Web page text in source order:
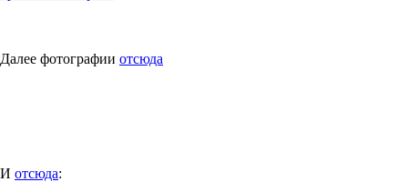
Далее фотографии отсюда
И отсюда: